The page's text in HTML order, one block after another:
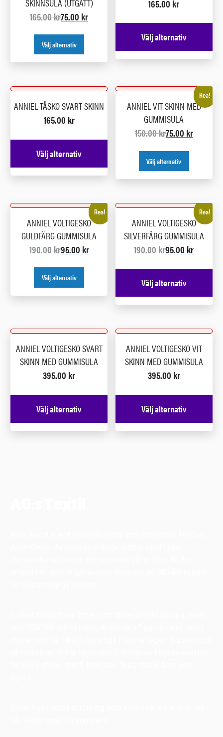
165.00kr75.00 kr
Välj alternativ
165.00 kr
Välj alternativ
ANNIEL TÅSKO SVART SKINN
165.00 kr
Välj alternativ
Rea!
ANNIEL VIT SKINN MED
GUMMISULA
150.00kr75.00 kr
Välj alternativ
Rea!
ANNIEL VOLTIGESKO
GULDFÄRG GUMMISULA
190.00kr95.00 kr
Välj alternativ
Rea!
ANNIEL VOLTIGESKO
SILVERFÄRG GUMMISULA
190.00kr95.00 kr
Välj alternativ
ANNIEL VOLTIGESKO SVART
SKINN MED GUMMISULA
395.00 kr
Välj alternativ
ANNIEL VOLTIGESKO VIT
SKINN MED GUMMISULA
395.00 kr
Välj alternativ